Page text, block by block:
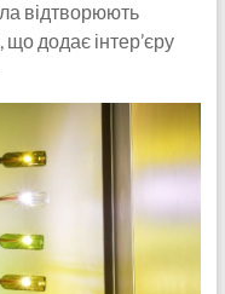
відтворюють
додає інтер’єру